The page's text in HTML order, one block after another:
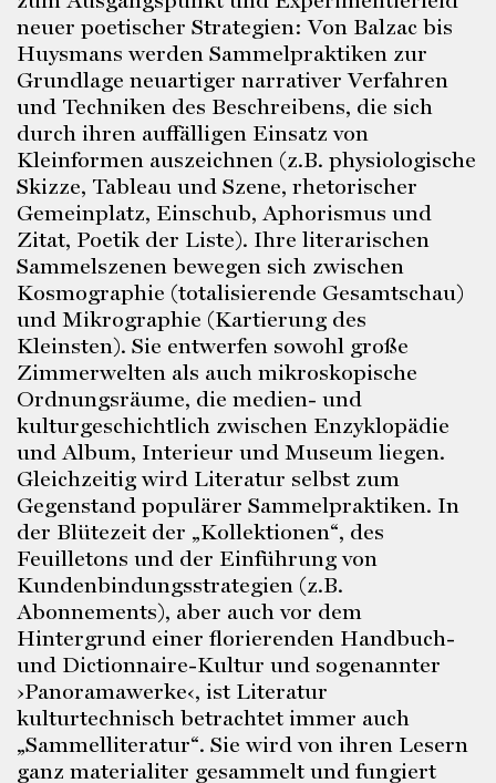
neuer poetischer Strategien: Von Balzac bis
Huysmans werden Sammelpraktiken zur
Grundlage neuartiger narrativer Verfahren
und Techniken des Beschreibens, die sich
durch ihren auffälligen Einsatz von
Kleinformen auszeichnen (z.B. physiologische
Skizze, Tableau und Szene, rhetorischer
Gemeinplatz, Einschub, Aphorismus und
Zitat, Poetik der Liste). Ihre literarischen
Sammelszenen bewegen sich zwischen
Kosmographie (totalisierende Gesamtschau)
und Mikrographie (Kartierung des
Kleinsten). Sie entwerfen sowohl große
Zimmerwelten als auch mikroskopische
Ordnungsräume, die medien- und
kulturgeschichtlich zwischen Enzyklopädie
und Album, Interieur und Museum liegen.
Gleichzeitig wird Literatur selbst zum
Gegenstand populärer Sammelpraktiken. In
der Blütezeit der „Kollektionen“, des
Feuilletons und der Einführung von
Kundenbindungsstrategien (z.B.
Abonnements), aber auch vor dem
Hintergrund einer florierenden Handbuch-
und Dictionnaire-Kultur und sogenannter
›Panoramawerke‹, ist Literatur
kulturtechnisch betrachtet immer auch
„Sammelliteratur“. Sie wird von ihren Lesern
ganz materialiter gesammelt und fungiert